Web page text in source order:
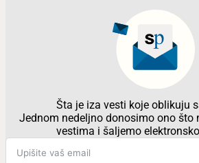
Šta je iza vesti koje oblikuju
Jednom nedeljno donosimo ono što
vestima i šaljemo